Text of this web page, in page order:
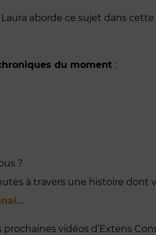
aborde ce sujet dans
du moment :
?
à travers une histoire dont
vidéos d’Extens